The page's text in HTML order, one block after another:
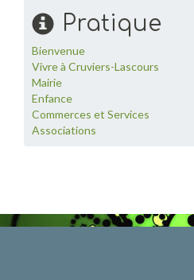
Pratique
Bienvenue
Vivre à Cruviers-Lascours
Mairie
Enfance
Commerces et Services
Associations